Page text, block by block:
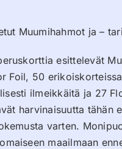
Muumihahmot ja –
esittelevät
Foil, 50
ilmeikkäitä ja 27
harvinaisuutta
varten.
maailmaan